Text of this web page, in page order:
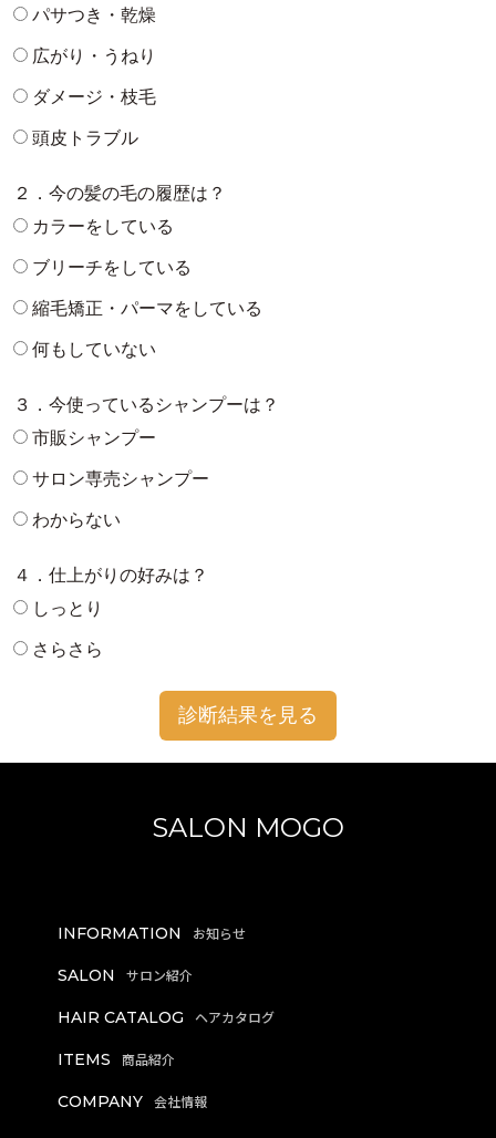
パサつき・乾燥
広がり・うねり
ダメージ・枝毛
頭皮トラブル
２．今の髪の毛の履歴は？
カラーをしている
ブリーチをしている
縮毛矯正・パーマをしている
何もしていない
３．今使っているシャンプーは？
市販シャンプー
サロン専売シャンプー
わからない
４．仕上がりの好みは？
しっとり
さらさら
診断結果を見る
SALON MOGO
INFORMATION
SALON
HAIR CATALOG
ITEMS
COMPANY